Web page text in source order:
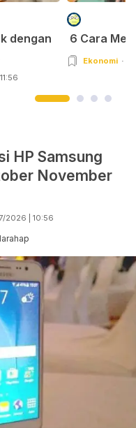
dengan
6 Cara
Ekonomi
HP Samsung
November
2026 | 10:56